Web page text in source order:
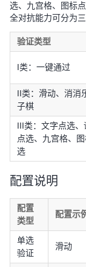
选、九宫格、图标
全对抗能力可分为三
验证类型
I类：一键通过
II类：滑动、消消
子棋
III类：文字点选、
点选、九宫格、
选
配置说明
配置
类型
配置示
单选
验证
滑动